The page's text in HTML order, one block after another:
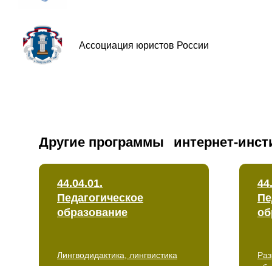
Ассоциация юристов России
Лингводидактика, лингвистика
44.04.01.
Педагогическое
образование
интернет-
Другие программы